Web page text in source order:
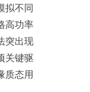
拟不同
高功率
突出现
关键驱
质态用